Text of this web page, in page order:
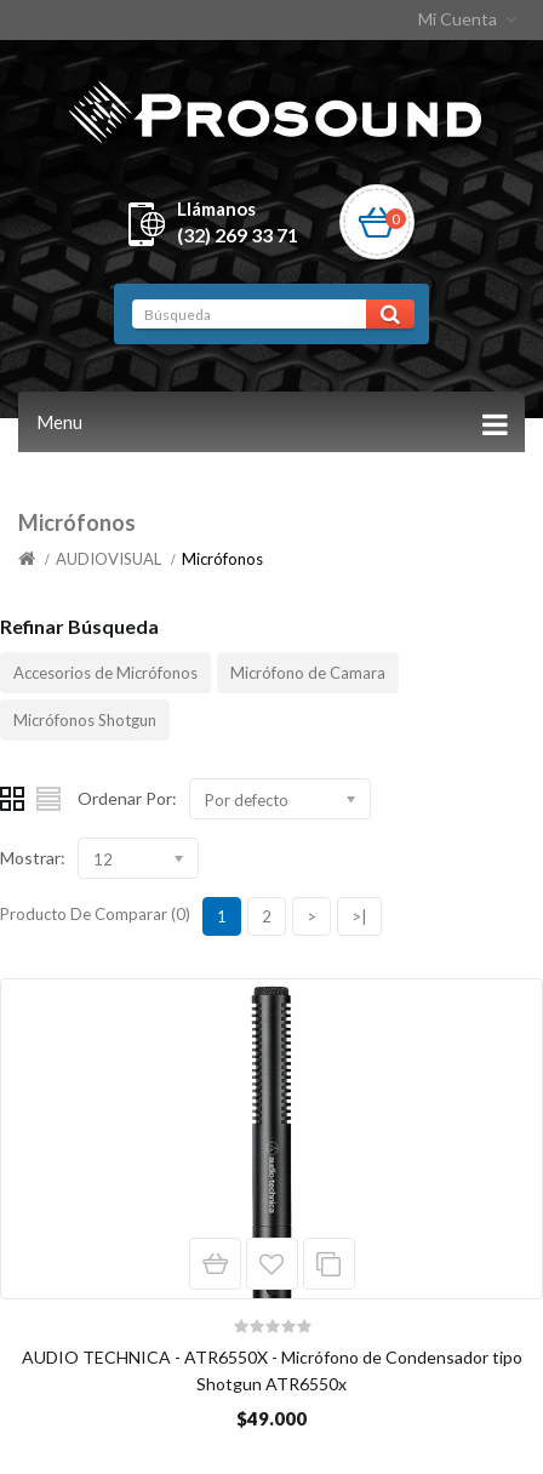
Mi Cuenta
Llámanos
(32) 269 33 71
0
Menu
Micrófonos
AUDIOVISUAL Micrófonos
Refinar Búsqueda
Accesorios de Micrófonos Micrófono de Camara
Micrófonos Shotgun
Ordenar Por: Por defecto
Mostrar: 12
Producto De Comparar (0) 1 2 > >|
AUDIO TECHNICA - ATR6550X - Micrófono de Condensador tipo
Shotgun ATR6550x
$49.000